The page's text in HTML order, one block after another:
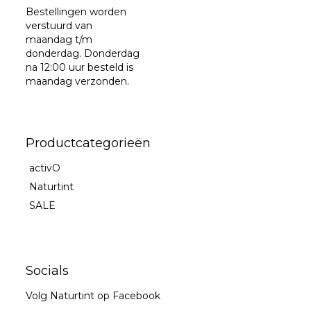
Bestellingen worden
verstuurd van
maandag t/m
donderdag. Donderdag
na 12:00 uur besteld is
maandag verzonden.
Productcategorieën
activO
Naturtint
SALE
Socials
Volg Naturtint op Facebook